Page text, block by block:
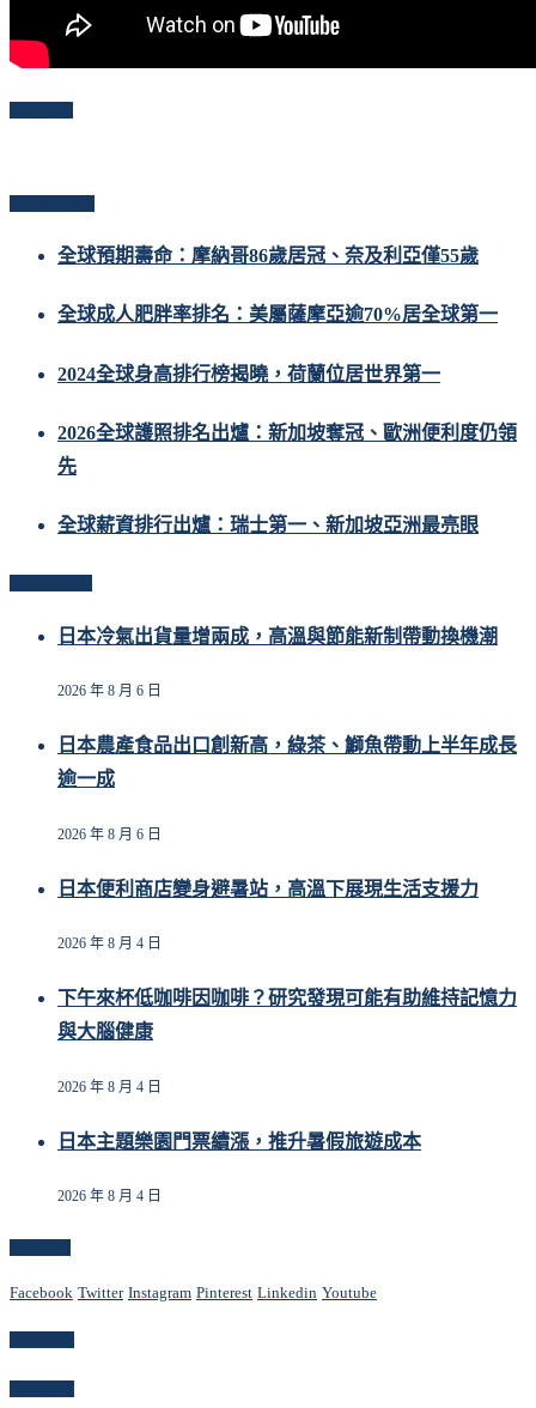
全球預期壽命：摩納哥86歲居冠、奈及利亞僅55歲
全球成人肥胖率排名：美屬薩摩亞逾70%居全球第一
2024全球身高排行榜揭曉，荷蘭位居世界第一
2026全球護照排名出爐：新加坡奪冠、歐洲便利度仍領
先
全球薪資排行出爐：瑞士第一、新加坡亞洲最亮眼
日本冷氣出貨量增兩成，高溫與節能新制帶動換機潮
2026 年 8 月 6 日
日本農產食品出口創新高，綠茶、鰤魚帶動上半年成長
逾一成
2026 年 8 月 6 日
日本便利商店變身避暑站，高溫下展現生活支援力
2026 年 8 月 4 日
下午來杯低咖啡因咖啡？研究發現可能有助維持記憶力
與大腦健康
2026 年 8 月 4 日
日本主題樂園門票續漲，推升暑假旅遊成本
2026 年 8 月 4 日
Facebook Twitter Instagram Pinterest Linkedin Youtube